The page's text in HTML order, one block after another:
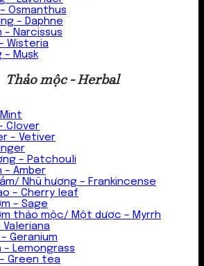
Osmanthus
– Daphne
– Narcissus
Wisteria
– Musk
Thảo mộc - Herbal
Clover
– Vetiver
– Patchouli
– Amber
Nhũ hương – Frankincense
– Cherry leaf
– Sage
thảo mộc/ Một dược – Myrrh
Valeriana
Geranium
– Lemongrass
Green tea